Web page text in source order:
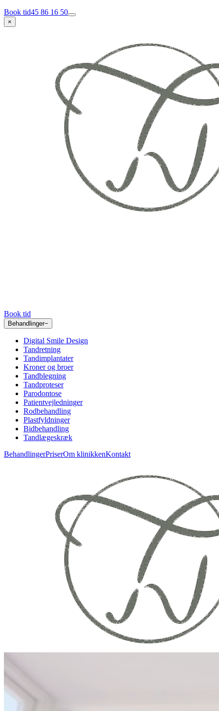
Book tid45 86 16 50
×
Book tid
Behandlinger−
Digital Smile Design
Tandretning
Tandimplantater
Kroner og broer
Tandblegning
Tandproteser
Parodontose
Patientvejledninger
Rodbehandling
Plastfyldninger
Bidbehandling
Tandlægeskræk
BehandlingerPriserOm klinikkenKontakt